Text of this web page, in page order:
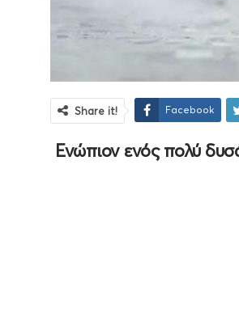
Share it! Facebook
Ενώπιον ενός πολύ